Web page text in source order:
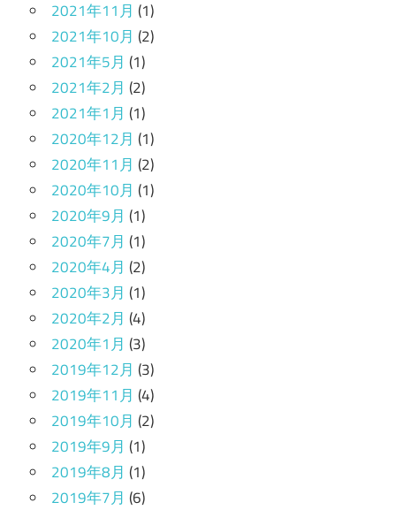
2021年11月 (1)
2021年10月 (2)
2021年5月 (1)
2021年2月 (2)
2021年1月 (1)
2020年12月 (1)
2020年11月 (2)
2020年10月 (1)
2020年9月 (1)
2020年7月 (1)
2020年4月 (2)
2020年3月 (1)
2020年2月 (4)
2020年1月 (3)
2019年12月 (3)
2019年11月 (4)
2019年10月 (2)
2019年9月 (1)
2019年8月 (1)
2019年7月 (6)